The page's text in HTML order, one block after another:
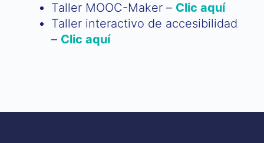
Taller MOOC-Maker – Clic aquí
Taller interactivo de accesibilidad
– Clic aquí